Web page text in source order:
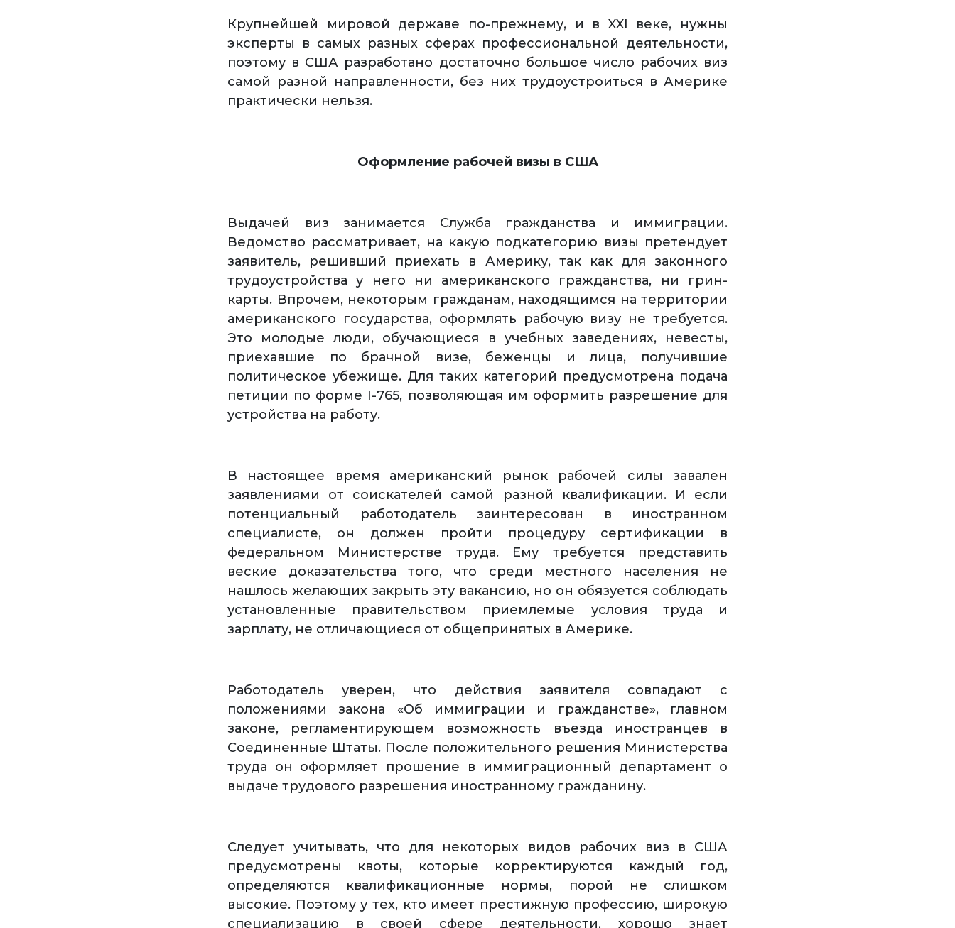
Крупнейшей мировой державе по-прежнему, и в XXI веке, нужны
эксперты в самых разных сферах профессиональной деятельности,
поэтому в США разработано достаточно большое число рабочих виз
самой разной направленности, без них трудоустроиться в Америке
практически нельзя.
Оформление рабочей визы в США
Выдачей виз занимается Служба гражданства и иммиграции.
Ведомство рассматривает, на какую подкатегорию визы претендует
заявитель, решивший приехать в Америку, так как для законного
трудоустройства у него ни американского гражданства, ни грин-
карты. Впрочем, некоторым гражданам, находящимся на территории
американского государства, оформлять рабочую визу не требуется.
Это молодые люди, обучающиеся в учебных заведениях, невесты,
приехавшие по брачной визе, беженцы и лица, получившие
политическое убежище. Для таких категорий предусмотрена подача
петиции по форме I-765, позволяющая им оформить разрешение для
устройства на работу.
В настоящее время американский рынок рабочей силы завален
заявлениями от соискателей самой разной квалификации. И если
потенциальный работодатель заинтересован в иностранном
специалисте, он должен пройти процедуру сертификации в
федеральном Министерстве труда. Ему требуется представить
веские доказательства того, что среди местного населения не
нашлось желающих закрыть эту вакансию, но он обязуется соблюдать
установленные правительством приемлемые условия труда и
зарплату, не отличающиеся от общепринятых в Америке.
Работодатель уверен, что действия заявителя совпадают с
положениями закона «Об иммиграции и гражданстве», главном
законе, регламентирующем возможность въезда иностранцев в
Соединенные Штаты. После положительного решения Министерства
труда он оформляет прошение в иммиграционный департамент о
выдаче трудового разрешения иностранному гражданину.
Следует учитывать, что для некоторых видов рабочих виз в США
предусмотрены квоты, которые корректируются каждый год,
определяются квалификационные нормы, порой не слишком
высокие. Поэтому у тех, кто имеет престижную профессию, широкую
специализацию в своей сфере деятельности, хорошо знает